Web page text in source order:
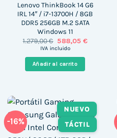
Lenovo ThinkBook 14 G6
IRL 14″ / i7-13700H / 8GB
DDR5 256GB M.2 SATA
Windows 11
1.279,00€ El
precio
era:
1.279,00 €.
588,05 €El
IVA incluido
Añadir al carrito
-16%
NUEVO
TÁCTIL